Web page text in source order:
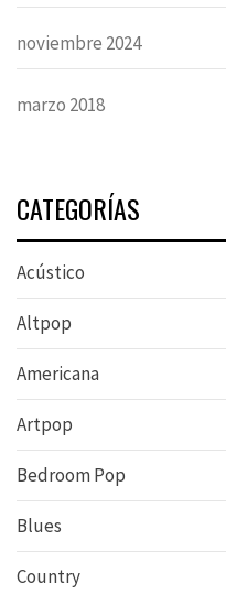
noviembre 2024
marzo 2018
CATEGORÍAS
Acústico
Altpop
Americana
Artpop
Bedroom Pop
Blues
Country